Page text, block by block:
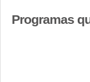
Programas